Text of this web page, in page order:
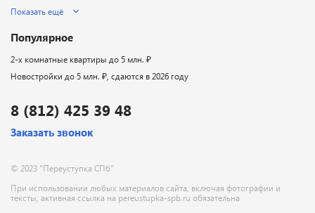
8 (812) 425 39 48
Заказать звонок
© 2023 "Переуступка СПб"
При использовании любых материалов сайта, включая фотографии и
тексты, активная ссылка на pereustupka-spb.ru обязательна
Показать ещё
Популярное
2-х комнатные квартиры до 5 млн. ₽
Новостройки до 5 млн. ₽, сдаются в 2026 году